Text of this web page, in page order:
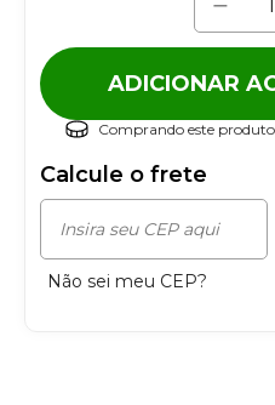
ADICIONAR
Comprando este
Calcule o frete
Não sei meu CEP?